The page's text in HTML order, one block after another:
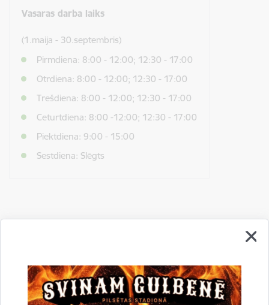
Vasaras darba laiks
(1.maija - 30.septembris)
Pirmdiena: 8:00 - 12:00; 12:30 - 17:00
Otrdiena: 8:00 - 12:00; 12:30 - 17:00
Trešdiena: 8:00 - 12:00; 12:30 - 17:00
Ceturtdiena: 8:00 -12:00; 12:30 - 17:00
Piektdiena: 9:00 - 15:00
Sestdiena: Slēgts
Dalīties